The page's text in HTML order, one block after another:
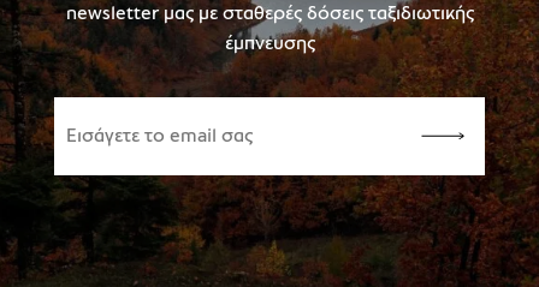
newsletter μας με σταθερές δόσεις ταξιδιωτικής
έμπνευσης